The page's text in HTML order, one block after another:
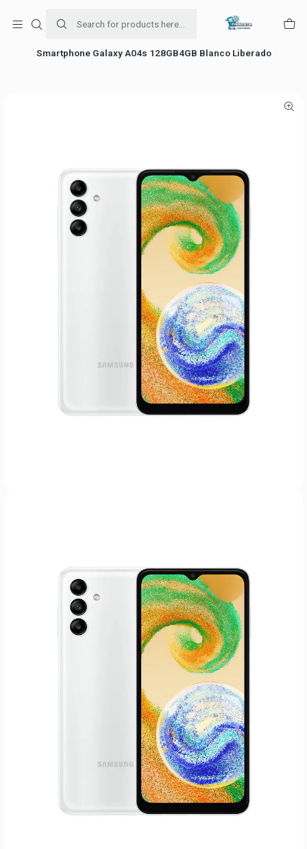
+56954787534
Smartphone Galaxy A04s 128GB4GB Blanco Liberado